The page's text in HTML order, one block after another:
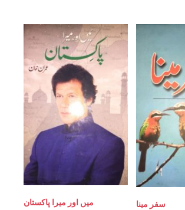
میں اور میرا پاکستان
سفر مینا